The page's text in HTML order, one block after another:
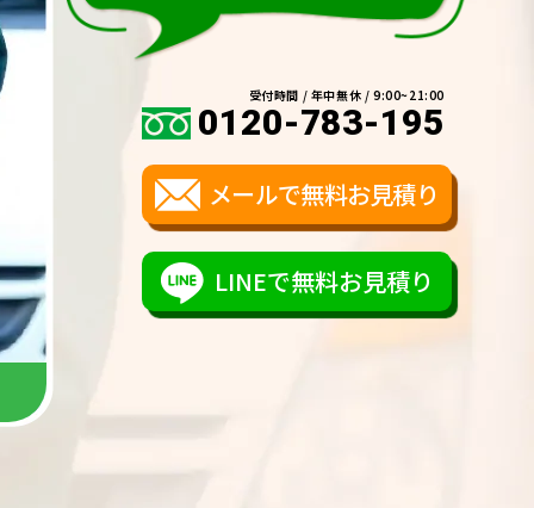
受付時間 / 年中無休 / 9:00~21:00
0120-783-195
メールで無料お見積り
LINEで無料お見積り